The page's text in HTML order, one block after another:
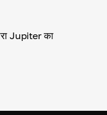
Jupiter का